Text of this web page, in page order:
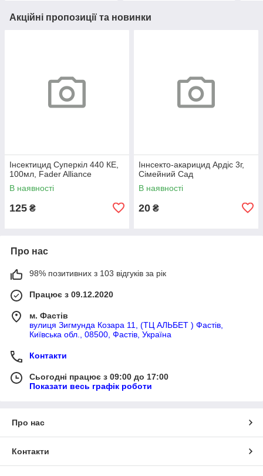
Акційні пропозиції та новинки
Інсектицид Суперкіл 440 КЕ,
100мл, Fader Alliance
В наявності
125 ₴
Іннсекто-акарицид Ардіс 3г,
Сімейний Сад
В наявності
20 ₴
Про нас
98% позитивних з 103 відгуків за рік
Працює з 09.12.2020
м. Фастів
вулиця Зигмунда Козара 11, (ТЦ АЛЬБЕТ ) Фастів,
Київська обл., 08500, Фастів, Україна
Контакти
Сьогодні працює з 09:00 до 17:00
Показати весь графік роботи
Про нас
Контакти